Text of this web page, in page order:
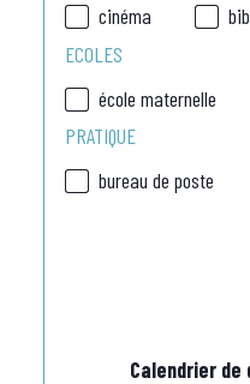
cinéma
ECOLES
école maternelle
PRATIQUE
bureau de poste
Calendrier